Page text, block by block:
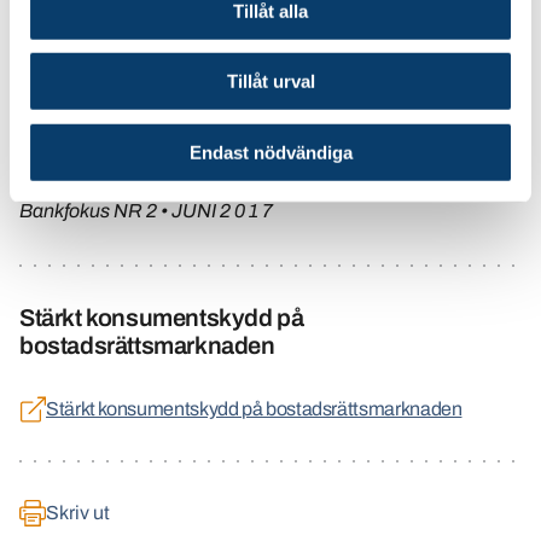
Tillåt alla
Tillåt urval
Endast nödvändiga
- Förslagen har stor betydelse för bankerna som erbjuder
lån både till föreningar och bostadsrättsinnehavare, så vi
Bankfokus NR 2 • JUNI 2 0 1 7
Stärkt konsumentskydd på
bostadsrättsmarknaden
Stärkt konsumentskydd på bostadsrättsmarknaden
Skriv ut